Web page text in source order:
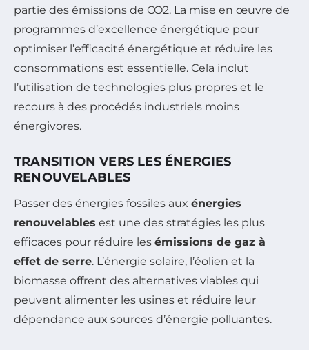
partie des émissions de CO2. La mise en œuvre de
programmes d’excellence énergétique pour
optimiser l’efficacité énergétique et réduire les
consommations est essentielle. Cela inclut
l’utilisation de technologies plus propres et le
recours à des procédés industriels moins
énergivores.
TRANSITION VERS LES ÉNERGIES
RENOUVELABLES
Passer des énergies fossiles aux énergies
renouvelables est une des stratégies les plus
efficaces pour réduire les émissions de gaz à
effet de serre. L’énergie solaire, l’éolien et la
biomasse offrent des alternatives viables qui
peuvent alimenter les usines et réduire leur
dépendance aux sources d’énergie polluantes.